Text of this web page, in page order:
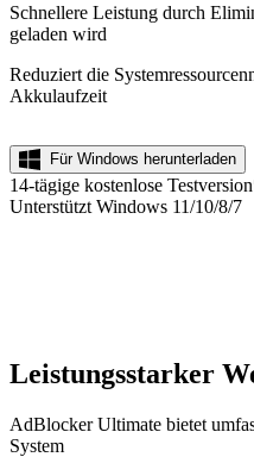
Schnellere Leistung durch
geladen wird
Reduziert die
Akkulaufzeit
Für Windows herunterladen
14-tägige kostenlose
Unterstützt Windows 11/10/8/7
Leistungsstarker
AdBlocker Ultimate bietet
System